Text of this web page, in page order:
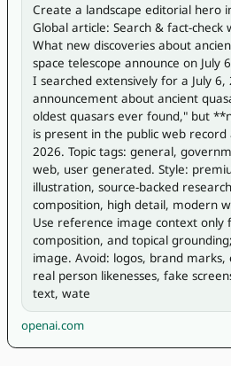
Create a landscape editorial hero
Global article: Search & fact-check
What new discoveries about
space telescope announce on July
I searched extensively for a July 6,
announcement about ancient
oldest quasars ever found," but
is present in the public web record
2026. Topic tags: general,
web, user generated. Style:
illustration, source-backed
composition, high detail, modern
Use reference image context only
composition, and topical
image. Avoid: logos, brand
real person likenesses, fake
text, wate
openai.com